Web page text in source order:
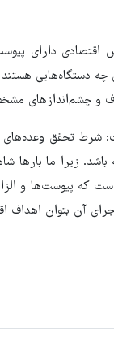
دارای پیوست
دستگاه‌هایی
و چشم‌اندازهای
شرط تحقق
باشد. زیرا ما بارها
که پیوست‌ها و
آن بتوان اهداف